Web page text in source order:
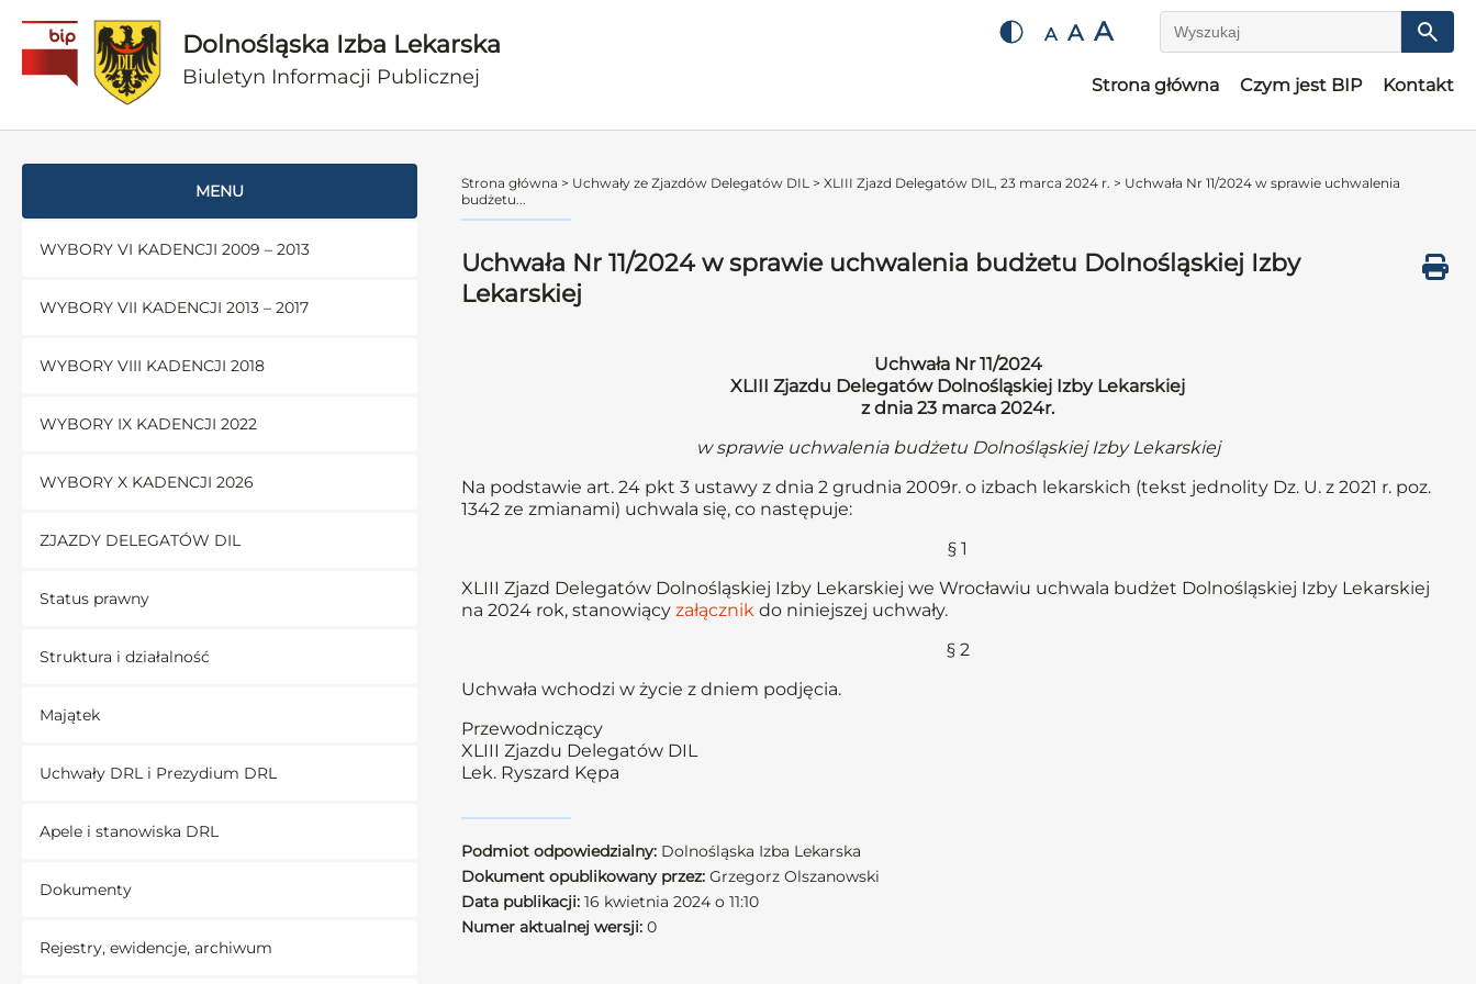
Dolnośląska Izba Lekarska
Biuletyn Informacji Publicznej
A A A Wyszukaj
Strona główna Czym jest BIP Kontakt
MENU
WYBORY VI KADENCJI 2009 – 2013
WYBORY VII KADENCJI 2013 – 2017
WYBORY VIII KADENCJI 2018
WYBORY IX KADENCJI 2022
WYBORY X KADENCJI 2026
ZJAZDY DELEGATÓW DIL
Status prawny
Struktura i działalność
Majątek
Uchwały DRL i Prezydium DRL
Apele i stanowiska DRL
Dokumenty
Rejestry, ewidencje, archiwum
Strona główna > Uchwały ze Zjazdów Delegatów DIL > XLIII Zjazd Delegatów DIL, 23 marca 2024 r. > Uchwała Nr 11/2024 w sprawie uchwalenia
budżetu...
Uchwała Nr 11/2024 w sprawie uchwalenia budżetu Dolnośląskiej Izby
Lekarskiej
Uchwała Nr 11/2024
XLIII Zjazdu Delegatów Dolnośląskiej Izby Lekarskiej
z dnia 23 marca 2024r.
w sprawie uchwalenia budżetu Dolnośląskiej Izby Lekarskiej
Na podstawie art. 24 pkt 3 ustawy z dnia 2 grudnia 2009r. o izbach lekarskich (tekst jednolity Dz. U. z 2021 r. poz.
1342 ze zmianami) uchwala się, co następuje:
§ 1
XLIII Zjazd Delegatów Dolnośląskiej Izby Lekarskiej we Wrocławiu uchwala budżet Dolnośląskiej Izby Lekarskiej
na 2024 rok, stanowiący załącznik do niniejszej uchwały.
§ 2
Uchwała wchodzi w życie z dniem podjęcia.
Przewodniczący
XLIII Zjazdu Delegatów DIL
Lek. Ryszard Kępa
Podmiot odpowiedzialny: Dolnośląska Izba Lekarska
Dokument opublikowany przez: Grzegorz Olszanowski
Data publikacji: 16 kwietnia 2024 o 11:10
Numer aktualnej wersji: 0